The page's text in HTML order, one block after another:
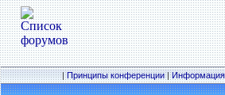
|Принципы конференции|